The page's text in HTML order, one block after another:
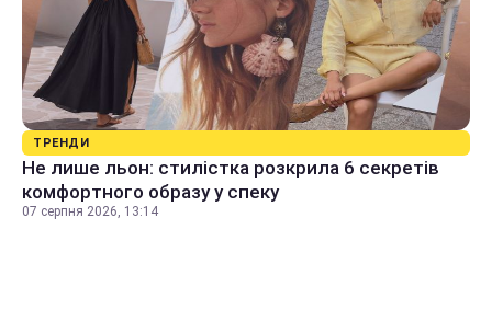
ТРЕНДИ
Не лише льон: стилістка розкрила 6 секретів
комфортного образу у спеку
07 серпня 2026, 13:14